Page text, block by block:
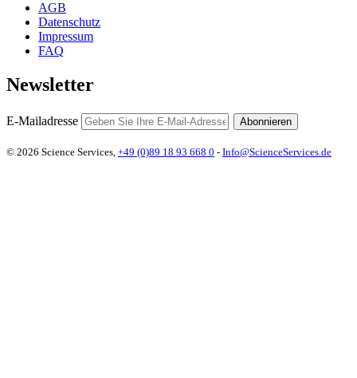
AGB
Datenschutz
Impressum
FAQ
Newsletter
E-Mailadresse Abonnieren
© 2026 Science Services, +49 (0)89 18 93 668 0 - Info@ScienceServices.de